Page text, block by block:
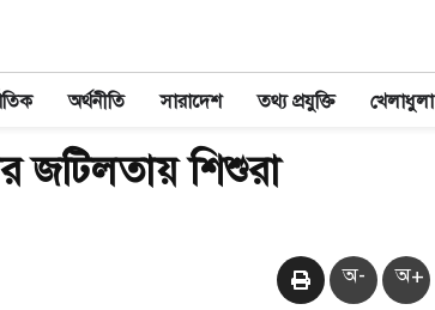
অর্থনীতি সারাদেশ তথ্য প্রযুক্তি খেলাধুলা
জটিলতায় শিশুরা
অ- অ+